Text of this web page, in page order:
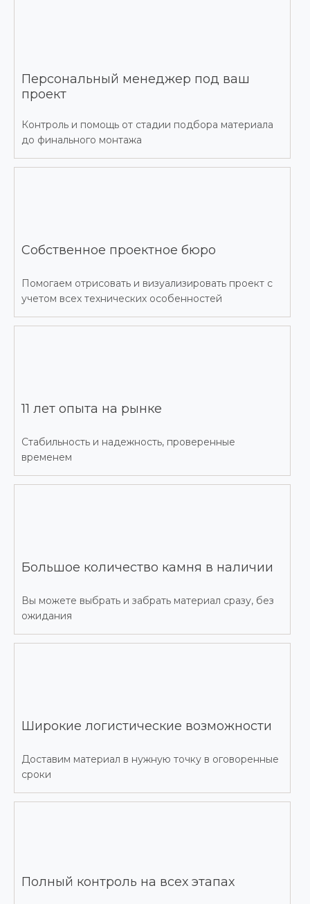
Персональный менеджер под ваш
проект
Контроль и помощь от стадии подбора материала
до финального монтажа
Собственное проектное бюро
Помогаем отрисовать и визуализировать проект с
учетом всех технических особенностей
11 лет опыта на рынке
Стабильность и надежность, проверенные
временем
Большое количество камня в наличии
Вы можете выбрать и забрать материал сразу, без
ожидания
Широкие логистические возможности
Доставим материал в нужную точку в оговоренные
сроки
Полный контроль на всех этапах